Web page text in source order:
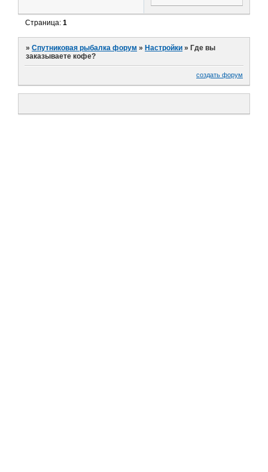
Страница:1
»Спутниковая рыбалка форум »Настройки »Где вы
заказываете кофе?
создать форум